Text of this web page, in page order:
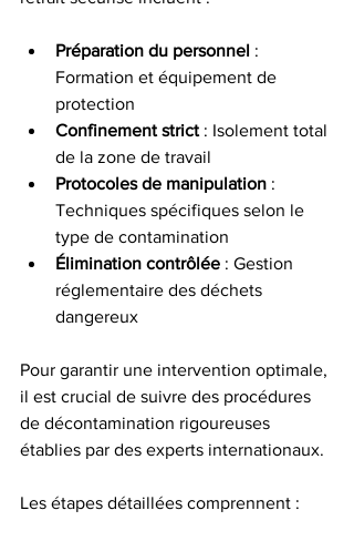
Préparation du personnel :
Formation et équipement de
protection
Confinement strict : Isolement total
de la zone de travail
Protocoles de manipulation :
Techniques spécifiques selon le
type de contamination
Élimination contrôlée : Gestion
réglementaire des déchets
dangereux
Pour garantir une intervention optimale,
il est crucial de suivre des procédures
de décontamination rigoureuses
établies par des experts internationaux.
Les étapes détaillées comprennent :